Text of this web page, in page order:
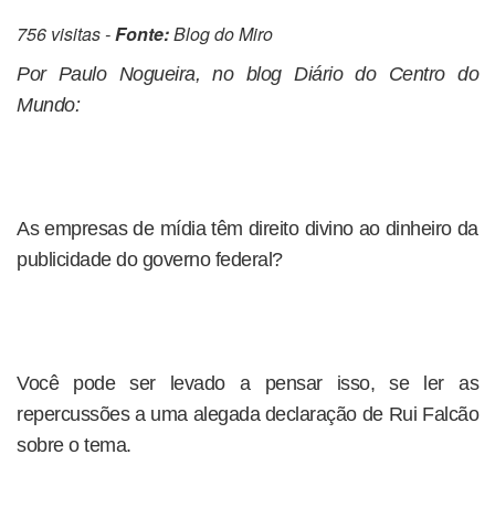
756 visitas -Fonte:Blog do Miro
Por Paulo Nogueira, no blog Diário do Centro do
Mundo:
As empresas de mídia têm direito divino ao dinheiro da
publicidade do governo federal?
Você pode ser levado a pensar isso, se ler as
repercussões a uma alegada declaração de Rui Falcão
sobre o tema.